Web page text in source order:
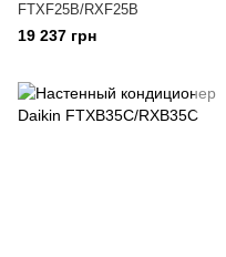
FTXF25B/RXF25B
19 237 грн